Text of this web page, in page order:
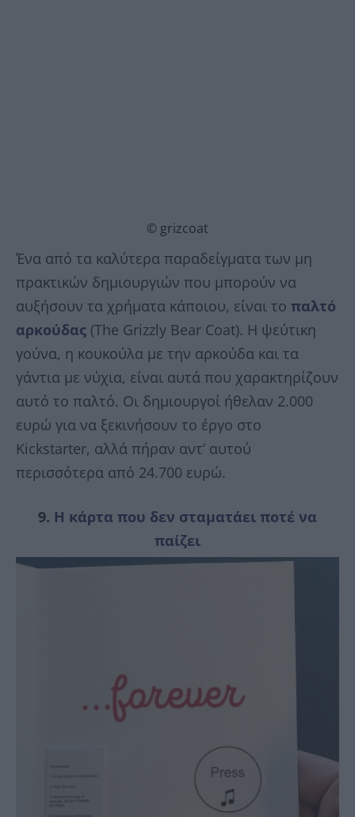
© grizcoat
Ένα από τα καλύτερα παραδείγματα των μη
πρακτικών δημιουργιών που μπορούν να
αυξήσουν τα χρήματα κάποιου, είναι το παλτό
αρκούδας (The Grizzly Bear Coat). Η ψεύτικη
γούνα, η κουκούλα με την αρκούδα και τα
γάντια με νύχια, είναι αυτά που χαρακτηρίζουν
αυτό το παλτό. Οι δημιουργοί ήθελαν 2.000
ευρώ για να ξεκινήσουν το έργο στο
Kickstarter, αλλά πήραν αντ’ αυτού
περισσότερα από 24.700 ευρώ.
9. Η κάρτα που δεν σταματάει ποτέ να
παίζει